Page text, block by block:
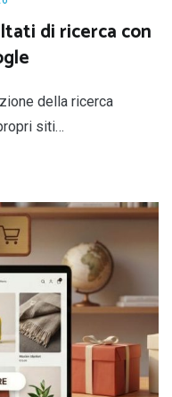
di ricerca con
della ricerca
siti…